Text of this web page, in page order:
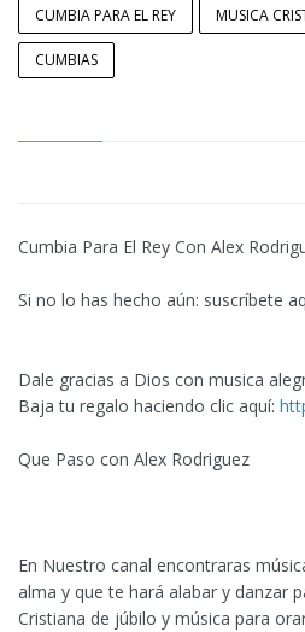
CUMBIA PARA EL REY MUSICA
CUMBIAS
Cumbia Para El Rey Con Alex
Si no lo has hecho aún: suscríbete
Dale gracias a Dios con musica
Baja tu regalo haciendo clic aquí:
Que Paso con Alex Rodriguez
En Nuestro canal encontraras
alma y que te hará alabar y danzar
Cristiana de júbilo y música para